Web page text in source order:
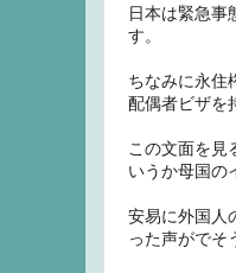
日本は緊急事
す。
ちなみに永住
配偶者ビザを
この文面を見
いうか母国の
安易に外国人
った声がでそ